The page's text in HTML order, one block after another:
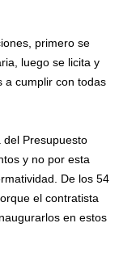
primero se
luego se licita y
a cumplir con todas
del Presupuesto
y no por esta
De los 54
el contratista
en estos